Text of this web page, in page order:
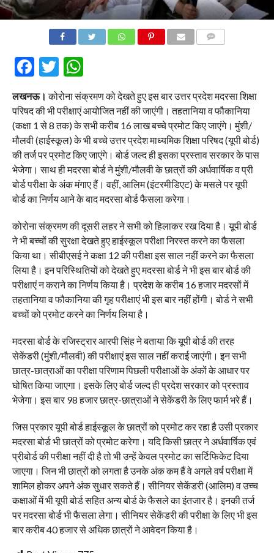
Facebook
Twitter
WhatsApp
लखनऊ। कोरोना संक्रमण को देखते हुए इस बार उत्तर प्रदेश मदरसा शिक्षा
परिषद की भी परीक्षाएं आयोजित नहीं की जाएंगी। तहतानिया व फौकानिया
(कक्षा 1 से 8 तक) के सभी करीब 16 लाख बच्चे प्रमोट किए जाएंगे। मुंशी/
मौलवी (हाईस्कूल) के भी बच्चे उत्तर प्रदेश माध्यमिक शिक्षा परिषद (यूपी बोर्ड)
की तर्ज पर प्रमोट किए जाएंगे। बोर्ड जल्द ही इसका प्रस्ताव सरकार के पास
भेजेगा। साथ ही मदरसा बोर्ड ने मुंशी/मौलवी के छात्रों की अर्धवार्षिक व प्री
बोर्ड परीक्षा के अंक मंगाए हैं। वहीं, आलिम (इंटरमीडिएट) के मसले पर यूपी
बोर्ड का निर्णय आने के बाद मदरसा बोर्ड फैसला करेगा।
कोरोना संक्रमण की दूसरी लहर ने सभी को हिलाकर रख दिया है। यूपी बोर्ड
ने भी बच्चों की सुरक्षा देखते हुए हाईस्कूल परीक्षा निरस्त करने का फैसला
किया था। सीबीएसई ने कक्षा 12 की परीक्षा इस साल नहीं करने का फैसला
लिया है। इन परिस्थितियों को देखते हुए मदरसा बोर्ड ने भी इस बार बोर्ड की
परीक्षाएं न कराने का निर्णय किया है। प्रदेश के करीब 16 हजार मदरसों में
तहतानिया व फौकानिया की गृह परीक्षाएं भी इस बार नहीं होंगी। बोर्ड ने सभी
बच्चों को प्रमोट करने का निर्णय लिया है।
मदरसा बोर्ड के रजिस्ट्रार आरपी सिंह ने बताया कि यूपी बोर्ड की तरह
सेकेंडरी (मुंशी/मौलवी) की परीक्षाएं इस साल नहीं कराई जाएंगी। इन सभी
छात्र-छात्राओं का परीक्षा परिणाम पिछली परीक्षाओं के अंकों के आधार पर
घोषित किया जाएगा। इसके लिए बोर्ड जल्द ही प्रदेश सरकार को प्रस्ताव
भेजेगा। इस बार 98 हजार छात्र-छात्राओं ने सेकेंडरी के लिए फार्म भरे हैं।
जिस प्रकार यूपी बोर्ड हाईस्कूल के छात्रों को प्रमोट कर रहा है उसी प्रकार
मदरसा बोर्ड भी छात्रों को प्रमोट करेगा। यदि किसी छात्र ने अर्धवार्षिक एवं
प्रीबोर्ड की परीक्षा नहीं दी है तो भी उन्हें केवल प्रमोट का सर्टिफिकेट दिया
जाएगा। जिन भी छात्रों को लगता है उनके अंक कम हैं वे अगले वर्ष परीक्षा में
शामिल होकर अपने अंक सुधार सकते हैं। सीनियर सेकेंडरी (आलिम) व उच्च
कक्षाओं में भी यूपी बोर्ड सहित अन्य बोर्ड के फैसले का इंतजार है। इनकी तर्ज
पर मदरसा बोर्ड भी फैसला लेगा। सीनियर सेकेंडरी की परीक्षा के लिए भी इस
बार करीब 40 हजार से अधिक छात्रों ने आवेदन किया है।